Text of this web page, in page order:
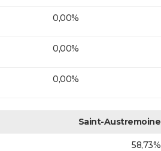
0,00%
0,00%
0,00%
Saint-Austremoine
58,73%